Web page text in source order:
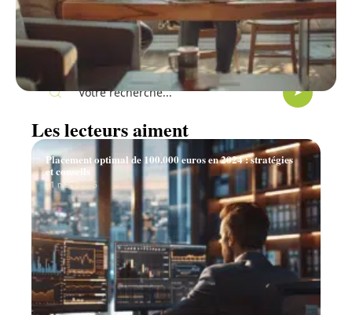
Recherche
Les lecteurs aiment
Placement optimal de 100.000 euros en 2024 : stratégies
et conseils
11 mars 2026